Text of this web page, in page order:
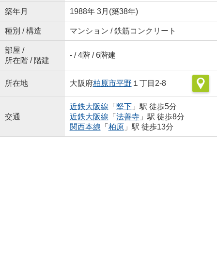
築年月 1988年 3月(築38年)
種別 / 構造 マンション / 鉄筋コンクリート
部屋 /
所在階 / 階建
- / 4階 / 6階建
所在地 大阪府柏原市平野 １丁目2-8
交通
近鉄大阪線 「 堅下」駅 徒歩5分
近鉄大阪線 「 法善寺」駅 徒歩8分
関西本線 「 柏原」駅 徒歩13分